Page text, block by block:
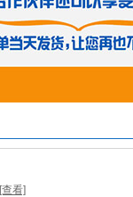
[查看]